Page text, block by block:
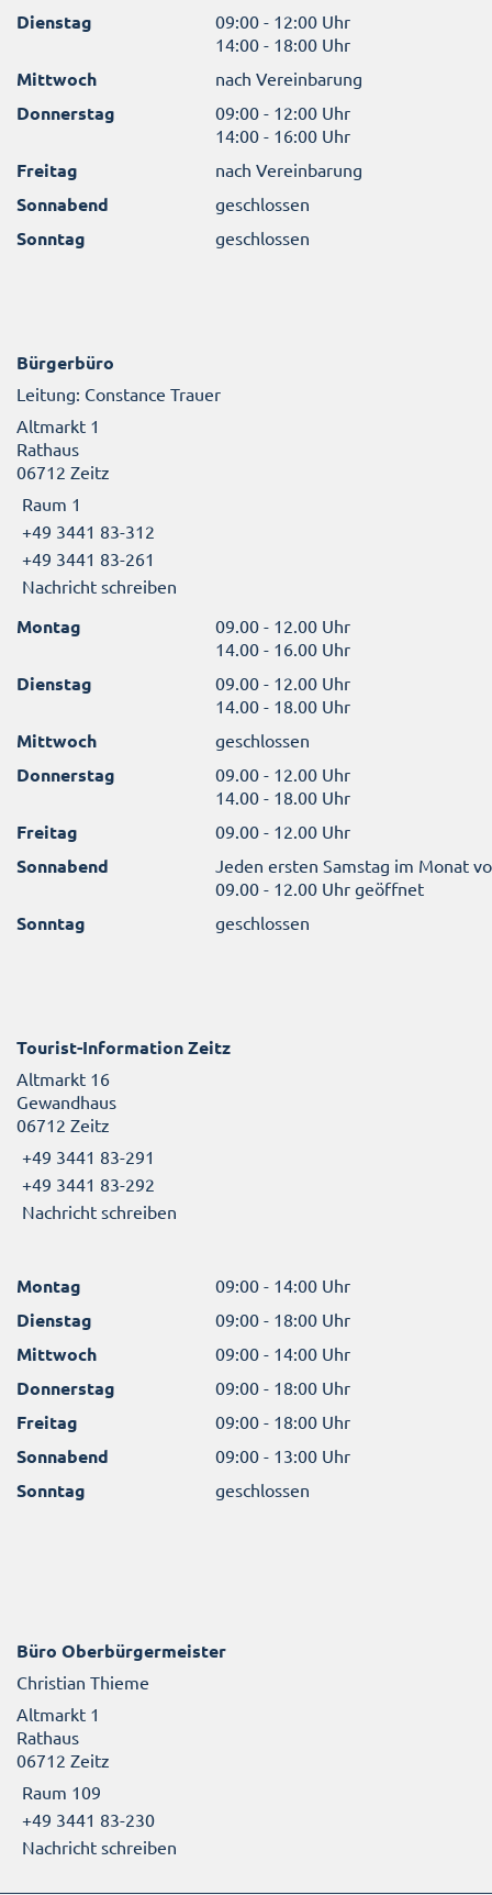
Dienstag
09:00 - 12:00 Uhr
14:00 - 18:00 Uhr
Mittwoch nach Vereinbarung
Donnerstag
09:00 - 12:00 Uhr
14:00 - 16:00 Uhr
Freitag nach Vereinbarung
Sonnabend geschlossen
Sonntag geschlossen
Bürgerbüro
Leitung: Constance Trauer
Altmarkt 1
Rathaus
06712 Zeitz
Raum 1
+49 3441 83-312
+49 3441 83-261
Nachricht schreiben
Montag
09.00 - 12.00 Uhr
14.00 - 16.00 Uhr
Dienstag
09.00 - 12.00 Uhr
14.00 - 18.00 Uhr
Mittwoch geschlossen
Donnerstag
09.00 - 12.00 Uhr
14.00 - 18.00 Uhr
Freitag 09.00 - 12.00 Uhr
Sonnabend
Jeden ersten Samstag im Monat
09.00 - 12.00 Uhr geöffnet
Sonntag geschlossen
Tourist-Information Zeitz
Altmarkt 16
Gewandhaus
06712 Zeitz
+49 3441 83-291
+49 3441 83-292
Nachricht schreiben
Montag 09:00 - 14:00 Uhr
Dienstag 09:00 - 18:00 Uhr
Mittwoch 09:00 - 14:00 Uhr
Donnerstag 09:00 - 18:00 Uhr
Freitag 09:00 - 18:00 Uhr
Sonnabend 09:00 - 13:00 Uhr
Sonntag geschlossen
Büro Oberbürgermeister
Christian Thieme
Altmarkt 1
Rathaus
06712 Zeitz
Raum 109
+49 3441 83-230
Nachricht schreiben